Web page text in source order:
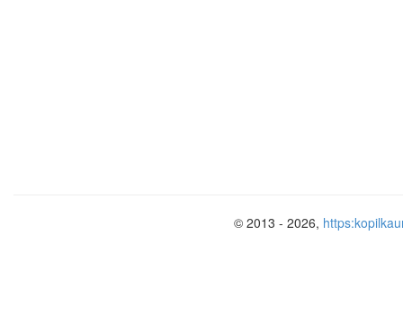
© 2013 - 2026,